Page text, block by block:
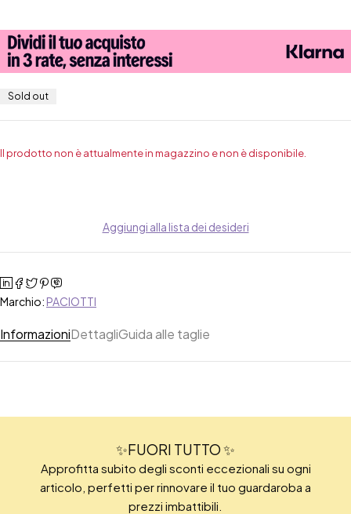
Sold out
Il prodotto non è attualmente in magazzino e non è disponibile.
Aggiungi alla lista dei desideri
Marchio: PACIOTTI
InformazioniDettagliGuida alle taglie
✨FUORI TUTTO ✨
Approfitta subito degli sconti eccezionali su ogni
articolo, perfetti per rinnovare il tuo guardaroba a
prezzi imbattibili.